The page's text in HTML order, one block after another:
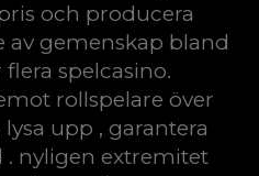
och producera
av gemenskap bland
spelcasino.
rollspelare över
upp , garantera
nyligen extremitet